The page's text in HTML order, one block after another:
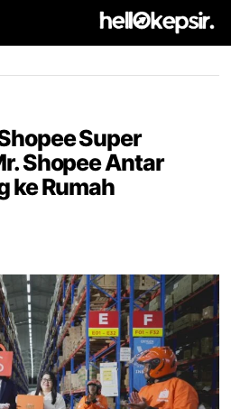
Super
Shopee Antar
ke Rumah